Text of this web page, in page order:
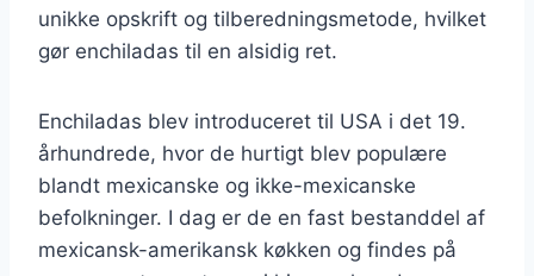
unikke opskrift og tilberedningsmetode, hvilket
gør enchiladas til en alsidig ret.
Enchiladas blev introduceret til USA i det 19.
århundrede, hvor de hurtigt blev populære
blandt mexicanske og ikke-mexicanske
befolkninger. I dag er de en fast bestanddel af
mexicansk-amerikansk køkken og findes på